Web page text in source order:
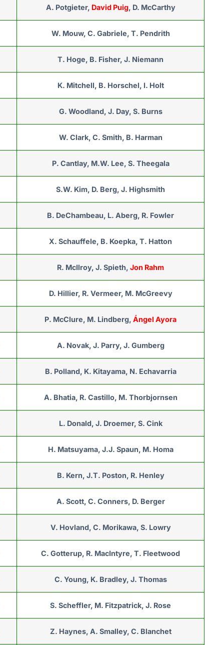
A. Potgieter, David Puig, D. McCarthy
W. Mouw, C. Gabriele, T. Pendrith
T. Hoge, B. Fisher, J. Niemann
K. Mitchell, B. Horschel, I. Holt
G. Woodland, J. Day, S. Burns
W. Clark, C. Smith, B. Harman
P. Cantlay, M.W. Lee, S. Theegala
S.W. Kim, D. Berg, J. Highsmith
B. DeChambeau, L. Aberg, R. Fowler
X. Schauffele, B. Koepka, T. Hatton
R. McIlroy, J. Spieth, Jon Rahm
D. Hillier, R. Vermeer, M. McGreevy
P. McClure, M. Lindberg, Ángel Ayora
A. Novak, J. Parry, J. Gumberg
B. Polland, K. Kitayama, N. Echavarria
A. Bhatia, R. Castillo, M. Thorbjornsen
L. Donald, J. Droemer, S. Cink
H. Matsuyama, J.J. Spaun, M. Homa
B. Kern, J.T. Poston, R. Henley
A. Scott, C. Conners, D. Berger
V. Hovland, C. Morikawa, S. Lowry
C. Gotterup, R. MacIntyre, T. Fleetwood
C. Young, K. Bradley, J. Thomas
S. Scheffler, M. Fitzpatrick, J. Rose
Z. Haynes, A. Smalley, C. Blanchet